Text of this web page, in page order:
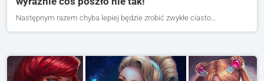
Następnym razem chyba lepiej będzie zrobić zwykłe ciasto…